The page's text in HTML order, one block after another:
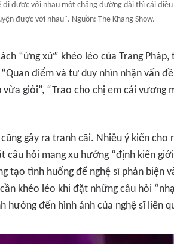
đi được với nhau một chặng đường dài thì cái
được với nhau". Nguồn: The Khang Show.
“ứng xử” khéo léo của Trang
“Quan điểm và tư duy nhìn nhận vấn
vừa giỏi”, “Trao cho chị em cái vương
gây ra tranh cãi. Nhiều ý kiến cho
câu hỏi mang xu hướng “định kiến
tạo tình huống để nghệ sĩ phản biện
khéo léo khi đặt những câu hỏi
hưởng đến hình ảnh của nghệ sĩ liên